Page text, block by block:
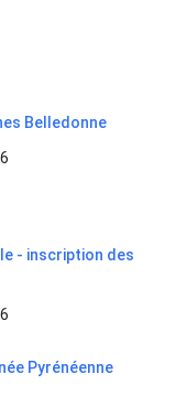
Belledonne
- inscription des
Pyrénéenne